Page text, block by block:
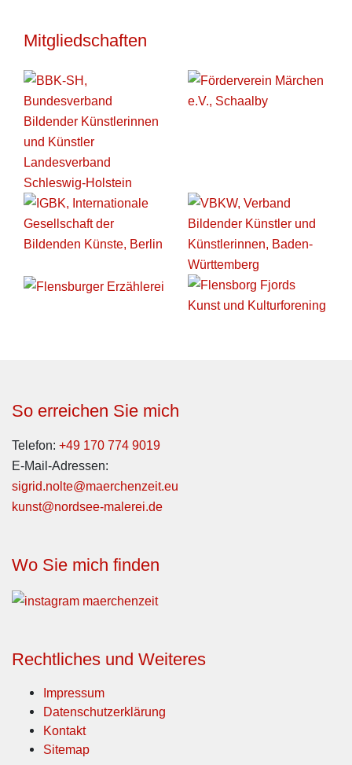
Mitgliedschaften
So erreichen Sie mich
Telefon: +49 170 774 9019
E-Mail-Adressen:
sigrid.nolte@maerchenzeit.eu
kunst@nordsee-malerei.de
Wo Sie mich finden
Rechtliches und Weiteres
Impressum
Datenschutzerklärung
Kontakt
Sitemap